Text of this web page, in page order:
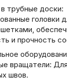
трубные доски:
головки
и прочность
вращатели:
швов.